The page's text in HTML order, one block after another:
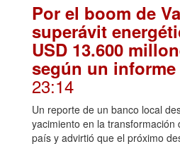
Por el boom de
superávit
USD 13.600
según un
23:14
Un reporte de un banco local
yacimiento en la transformación
país y advirtió que el próximo